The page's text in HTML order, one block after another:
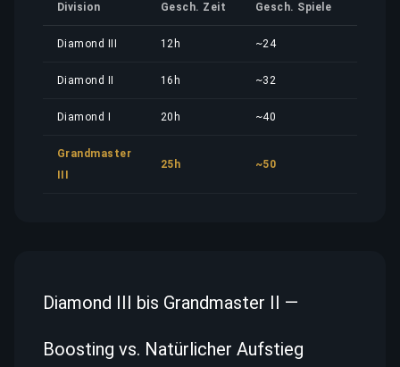
Division Gesch. Zeit Gesch. Spiele
Diamond III 12h ~24
Diamond II 16h ~32
Diamond I 20h ~40
Grandmaster
25h ~50
Diamond III bis Grandmaster II —
Boosting vs. Natürlicher Aufstieg